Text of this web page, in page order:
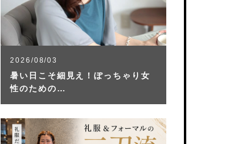
2026/08/03
暑い日こそ細見え！ぽっちゃり女
性のための…